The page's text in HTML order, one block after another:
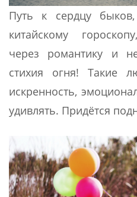
Путь к сердцу
китайскому
через романтику и
стихия огня! Такие
искренность,
удивлять. Придётся